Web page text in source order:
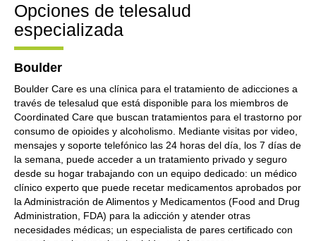
Opciones de telesalud
especializada
Boulder
Boulder Care es una clínica para el tratamiento de adicciones a
través de telesalud que está disponible para los miembros de
Coordinated Care que buscan tratamientos para el trastorno por
consumo de opioides y alcoholismo. Mediante visitas por video,
mensajes y soporte telefónico las 24 horas del día, los 7 días de
la semana, puede acceder a un tratamiento privado y seguro
desde su hogar trabajando con un equipo dedicado: un médico
clínico experto que puede recetar medicamentos aprobados por
la Administración de Alimentos y Medicamentos (Food and Drug
Administration, FDA) para la adicción y atender otras
necesidades médicas; un especialista de pares certificado con